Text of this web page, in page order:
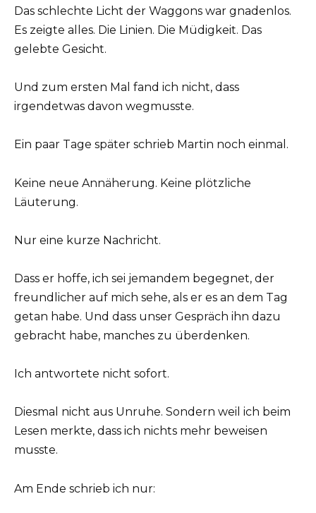
Das schlechte Licht der Waggons war gnadenlos.
Es zeigte alles. Die Linien. Die Müdigkeit. Das
gelebte Gesicht.
Und zum ersten Mal fand ich nicht, dass
irgendetwas davon wegmusste.
Ein paar Tage später schrieb Martin noch einmal.
Keine neue Annäherung. Keine plötzliche
Läuterung.
Nur eine kurze Nachricht.
Dass er hoffe, ich sei jemandem begegnet, der
freundlicher auf mich sehe, als er es an dem Tag
getan habe. Und dass unser Gespräch ihn dazu
gebracht habe, manches zu überdenken.
Ich antwortete nicht sofort.
Diesmal nicht aus Unruhe. Sondern weil ich beim
Lesen merkte, dass ich nichts mehr beweisen
musste.
Am Ende schrieb ich nur: